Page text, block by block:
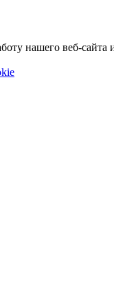
нашего веб-сайта